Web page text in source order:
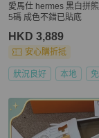
愛馬仕 hermes 黑白拼
5碼 成色不錯已貼底
HKD 3,889
安心購折抵
狀況良好 本地